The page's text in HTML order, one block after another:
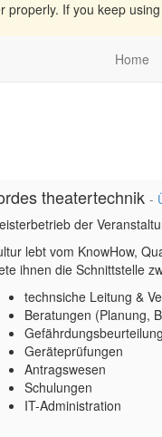
properly. If you keep
Home
theatertechnik -
der
lebt vom KnowHow,
ihnen die Schnittstelle
technsiche Leitung &
Beratungen (Planung,
Geräteprüfungen
Antragswesen
Schulungen
IT-Administration